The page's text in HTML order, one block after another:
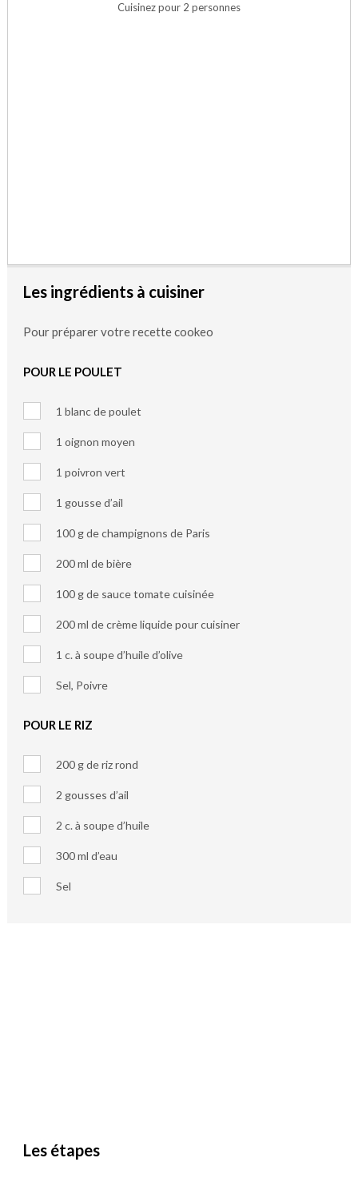
Cuisinez pour 2 personnes
Les ingrédients à cuisiner
Pour préparer votre recette cookeo
POUR LE POULET
1 blanc de poulet
1 oignon moyen
1 poivron vert
1 gousse d’ail
100 g de champignons de Paris
200 ml de bière
100 g de sauce tomate cuisinée
200 ml de crème liquide pour cuisiner
1 c. à soupe d’huile d’olive
Sel, Poivre
POUR LE RIZ
200 g de riz rond
2 gousses d’ail
2 c. à soupe d’huile
300 ml d’eau
Sel
Les étapes